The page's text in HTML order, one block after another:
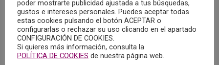
mentales a largo plazo. Para contener el brote es
fundamental cuidar la psicología de las personas aisladas.
Pulsar aquí para leer el reportaje completo en el diario El
País.
poder mostrarte publicidad ajustada a tus búsquedas,
gustos e intereses personales. Puedes aceptar todas
estas cookies pulsando el botón ACEPTAR o
configurarlas o rechazar su uso clicando en el apartado
CONFIGURACIÓN DE COOKIES.
Si quieres más información, consulta la
POLÍTICA DE COOKIES de nuestra página web.